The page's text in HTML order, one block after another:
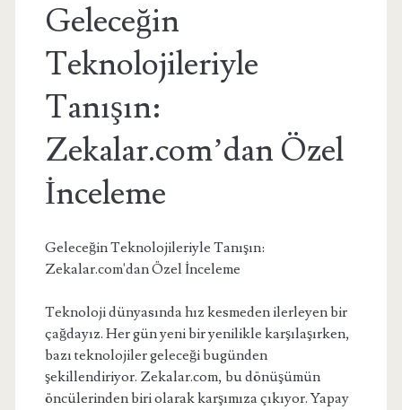
Geleceğin
Teknolojileriyle
Tanışın:
Zekalar.com’dan Özel
İnceleme
Geleceğin Teknolojileriyle Tanışın:
Zekalar.com'dan Özel İnceleme
Teknoloji dünyasında hız kesmeden ilerleyen bir
çağdayız. Her gün yeni bir yenilikle karşılaşırken,
bazı teknolojiler geleceği bugünden
şekillendiriyor. Zekalar.com, bu dönüşümün
öncülerinden biri olarak karşımıza çıkıyor. Yapay